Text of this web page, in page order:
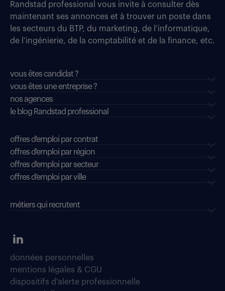
Randstad professional vous invite à consulter dès
maintenant ses annonces et à trouver un poste dans
les secteurs du BTP, du marketing, de l’informatique,
de l’ingénierie, de la comptabilité et de la finance, etc.
vous êtes candidat ?
vous êtes une entreprise ?
nos agences
le blog Randstad professional
offres d'emploi par contrat
offres d'emploi par région
offres d'emploi par secteur
offres d’emploi par ville
métiers qui recrutent
données personnelles
mentions légales & CGU
dispositifs d'alerte professionnelle